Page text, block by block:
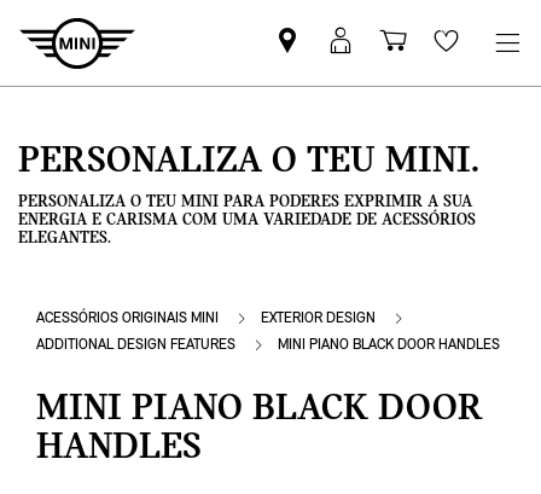
Pesquisar
parceiro
Iniciar
sessão
Carrinho
de
Wishlist
PERSONALIZA O TEU MINI.
PERSONALIZA O TEU MINI PARA PODERES EXPRIMIR A SUA
ENERGIA E CARISMA COM UMA VARIEDADE DE ACESSÓRIOS
ELEGANTES.
ACESSÓRIOS ORIGINAIS MINI
EXTERIOR DESIGN
ADDITIONAL DESIGN FEATURES
MINI PIANO BLACK DOOR HANDLES
MINI PIANO BLACK DOOR
HANDLES